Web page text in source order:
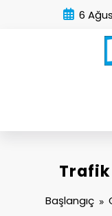
6
Trafik
Başlangıç